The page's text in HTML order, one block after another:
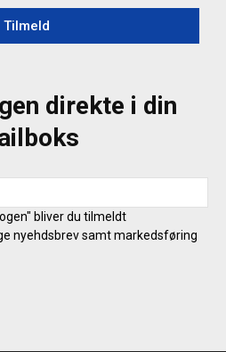
Tilmeld
direkte i din
bliver du tilmeldt
nyehdsbrev samt markedsføring